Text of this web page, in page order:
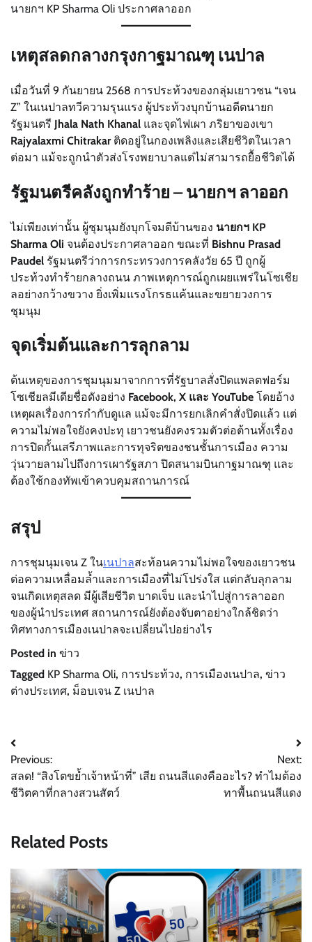
นายกฯ KP Sharma Oli ประกาศลาออก
เหตุสลดกลางกรุงกาฐมาณฑุ เนปาล
เมื่อวันที่ 9 กันยายน 2568 การประท้วงของกลุ่มเยาวชน “เจน
Z” ในเนปาลทวีความรุนแรง ผู้ประท้วงบุกบ้านอดีตนายก
รัฐมนตรี Jhala Nath Khanal และจุดไฟเผา ภริยาของเขา
Rajyalaxmi Chitrakarติดอยู่ในกองเพลิงและเสียชีวิตในเวลา
ต่อมา แม้จะถูกนำตัวส่งโรงพยาบาลแต่ไม่สามารถยื้อชีวิตได้
รัฐมนตรีคลังถูกทำร้าย – นายกฯ ลาออก
ไม่เพียงเท่านั้น ผู้ชุมนุมยังบุกโจมตีบ้านของ นายกฯ KP
Sharma Oli จนต้องประกาศลาออก ขณะที่ Bishnu Prasad
Paudel รัฐมนตรีว่าการกระทรวงการคลังวัย 65 ปี ถูกผู้
ประท้วงทำร้ายกลางถนน ภาพเหตุการณ์ถูกเผยแพร่ในโซเชีย
ลอย่างกว้างขวาง ยิ่งเพิ่มแรงโกรธแค้นและขยายวงการ
ชุมนุม
จุดเริ่มต้นและการลุกลาม
ต้นเหตุของการชุมนุมมาจากการที่รัฐบาลสั่งปิดแพลตฟอร์ม
โซเชียลมีเดียชื่อดังอย่าง Facebook, X และ YouTube โดยอ้าง
เหตุผลเรื่องการกำกับดูแล แม้จะมีการยกเลิกคำสั่งปิดแล้ว แต่
ความไม่พอใจยังคงปะทุ เยาวชนยังคงรวมตัวต่อต้านทั้งเรื่อง
การปิดกั้นเสรีภาพและการทุจริตของชนชั้นการเมือง ความ
วุ่นวายลามไปถึงการเผารัฐสภา ปิดสนามบินกาฐมาณฑุ และ
ต้องใช้กองทัพเข้าควบคุมสถานการณ์
สรุป
การชุมนุมเจน Z ในเนปาลสะท้อนความไม่พอใจของเยาวชน
ต่อความเหลื่อมล้ำและการเมืองที่ไม่โปร่งใส แต่กลับลุกลาม
จนเกิดเหตุสลด มีผู้เสียชีวิต บาดเจ็บ และนำไปสู่การลาออก
ของผู้นำประเทศ สถานการณ์ยังต้องจับตาอย่างใกล้ชิดว่า
ทิศทางการเมืองเนปาลจะเปลี่ยนไปอย่างไร
Posted in ข่าว
Tagged KP Sharma Oli, การประท้วง, การเมืองเนปาล, ข่าว
ต่างประเทศ, ม็อบเจน Z เนปาล
Post
navigation
Previous:
สลด! “สิงโตขย้ำเจ้าหน้าที่” เสีย
ชีวิตคาที่กลางสวนสัตว์
Next:
ถนนสีแดงคืออะไร? ทำไมต้อง
ทาพื้นถนนสีแดง
Related Posts